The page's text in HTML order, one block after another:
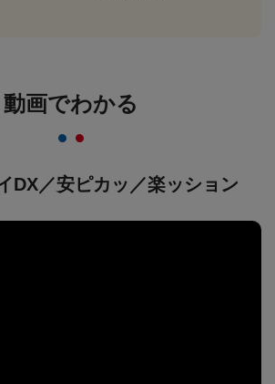
動画でわかる
DX／安ピカッ／楽ッション